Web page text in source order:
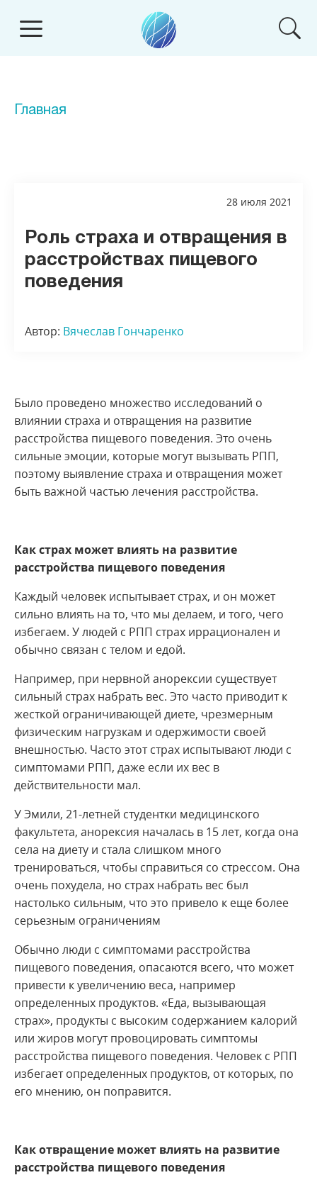
Главная
28 июля 2021
Роль страха и отвращения в
расстройствах пищевого
поведения
Автор: Вячеслав Гончаренко
Было проведено множество исследований о
влиянии страха и отвращения на развитие
расстройства пищевого поведения. Это очень
сильные эмоции, которые могут вызывать РПП,
поэтому выявление страха и отвращения может
быть важной частью лечения расстройства.
Как страх может влиять на развитие
расстройства пищевого поведения
Каждый человек испытывает страх, и он может
сильно влиять на то, что мы делаем, и того, чего
избегаем. У людей с РПП страх иррационален и
обычно связан с телом и едой.
Например, при нервной анорексии существует
сильный страх набрать вес. Это часто приводит к
жесткой ограничивающей диете, чрезмерным
физическим нагрузкам и одержимости своей
внешностью. Часто этот страх испытывают люди с
симптомами РПП, даже если их вес в
действительности мал.
У Эмили, 21-летней студентки медицинского
факультета, анорексия началась в 15 лет, когда она
села на диету и стала слишком много
тренироваться, чтобы справиться со стрессом. Она
очень похудела, но страх набрать вес был
настолько сильным, что это привело к еще более
серьезным ограничениям
Обычно люди с симптомами расстройства
пищевого поведения, опасаются всего, что может
привести к увеличению веса, например
определенных продуктов. «Еда, вызывающая
страх», продукты с высоким содержанием калорий
или жиров могут провоцировать симптомы
расстройства пищевого поведения. Человек с РПП
избегает определенных продуктов, от которых, по
его мнению, он поправится.
Как отвращение может влиять на развитие
расстройства пищевого поведения